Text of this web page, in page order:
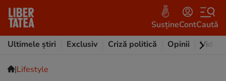
SusțineContCaută
Ultimele știri
Exclusiv Criză politică Opinii Video
|Lifestyle